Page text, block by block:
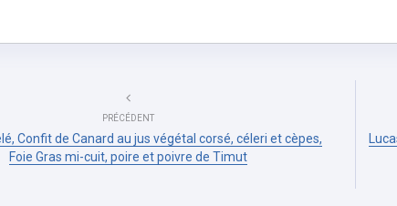
PRÉCÉDENT
Confit de Canard au jus végétal corsé, céleri et cèpes,
Foie Gras mi-cuit, poire et poivre de Timut